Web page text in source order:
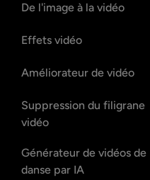
De l'image à la vidéo
Effets vidéo
Améliorateur de vidéo
Suppression du filigrane
vidéo
Générateur de vidéos de
danse par IA